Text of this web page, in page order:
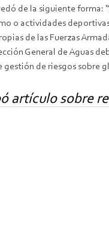
de la siguiente
o actividades
de las Fuerzas
General de Aguas
de riesgos sobre
artículo sobre